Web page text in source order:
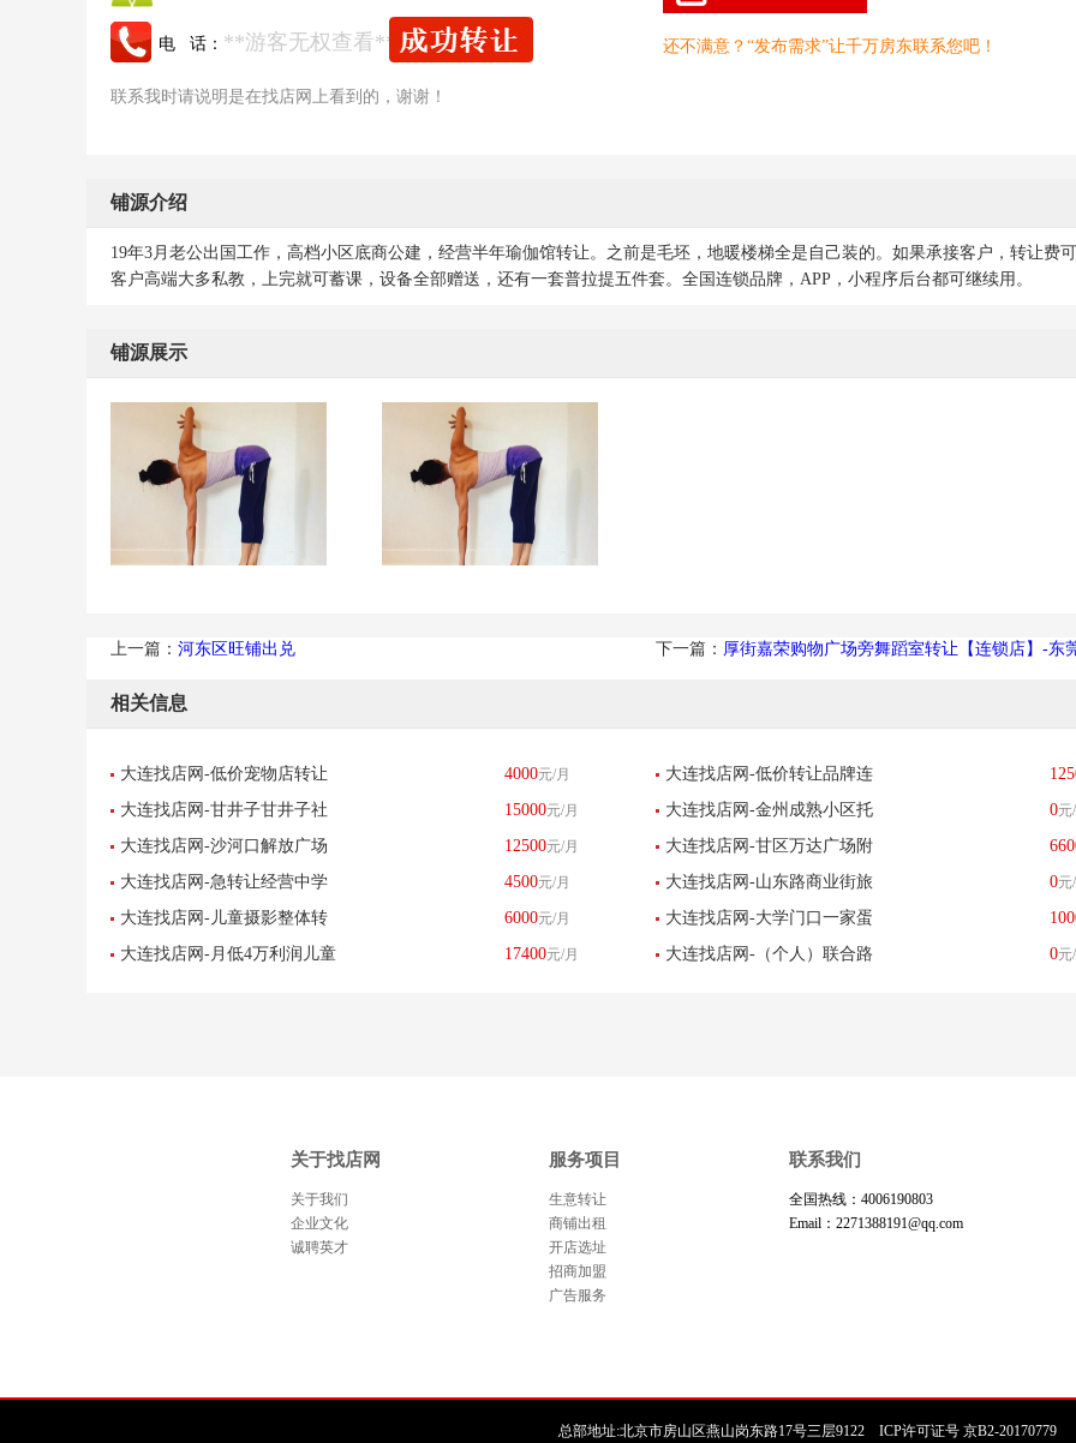
电 话： **游客无权查看**
联系我时请说明是在找店网上看到的，谢谢！
还不满意？“发布需求”让千万房东联系您吧！
铺源介绍
19年3月老公出国工作，高档小区底商公建，经营半年瑜伽馆转让。之前是毛坯，地暖楼梯全是自己装的。如果承接客户，转让费可
客户高端大多私教，上完就可蓄课，设备全部赠送，还有一套普拉提五件套。全国连锁品牌，APP，小程序后台都可继续用。
铺源展示
上一篇： 河东区旺铺出兑 下一篇： 厚街嘉荣购物广场旁舞蹈室转让【连锁店】-东
相关信息
大连找店网-低价宠物店转让
生活服务-已转让
4000元/月 大连找店网-低价转让品牌连
锁店-已转让
大连找店网-甘井子甘井子社
区底商生意转让-已转让
15000元/月 大连找店网-金州成熟小区托
管转让-已转让
0元
大连找店网-沙河口解放广场
如意街临街门面超市便利店
12500元/月 大连找店网-甘区万达广场附
近营业中百货超市转让-已转
大连找店网-急转让经营中学
校-已转让
4500元/月 大连找店网-山东路商业街旅
馆转让-已转让
0元
大连找店网-儿童摄影整体转
让-已转让
6000元/月 大连找店网-大学门口一家蛋
糕店转让-已转让
大连找店网-月低4万利润儿童 17400元/月 大连找店网-（个人）联合路 0元
关于找店网
关于我们
企业文化
诚聘英才
服务项目
生意转让
商铺出租
开店选址
招商加盟
广告服务
联系我们
全国热线：4006190803
Email：2271388191@qq.com
总部地址:北京市房山区燕山岗东路17号三层9122 ICP许可证号 京B2-20170779